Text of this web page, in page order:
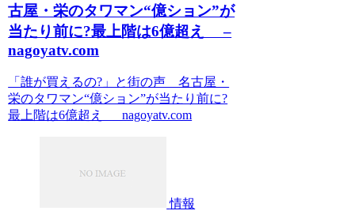
古屋・栄のタワマン“億ション”が
当たり前に?最上階は6億超え –
nagoyatv.com
「誰が買えるの?」と街の声 名古屋・
栄のタワマン“億ション”が当たり前に?
最上階は6億超え nagoyatv.com
情報